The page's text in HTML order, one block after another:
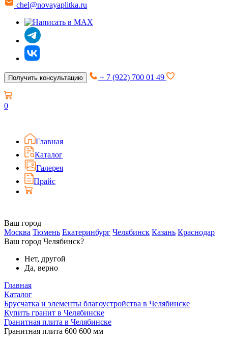
chel@novayaplitka.ru
Получить консультацию + 7 (922) 700 01 49
0
Главная
Каталог
Галерея
Прайс
Ваш город
Москва Тюмень Екатеринбург Челябинск Казань Краснодар
Ваш город Челябинск?
Нет, другой
Да, верно
Главная
Каталог
Брусчатка и элементы благоустройства в Челябинске
Купить гранит в Челябинске
Гранитная плита в Челябинске
Гранитная плита 600 600 мм